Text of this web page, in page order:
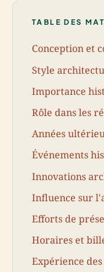
TABLE DES
Conception et
Style
Importance
Rôle dans les
Années
Événements
Innovations
Influence sur
Efforts de
Horaires et
Expérience